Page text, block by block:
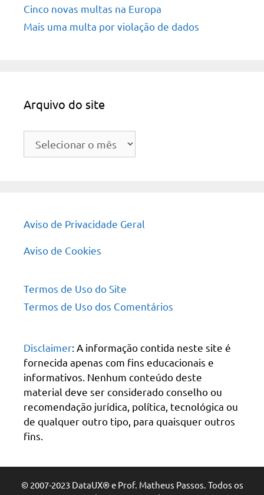
Cinco novas multas na Europa
Mais uma multa por violação de dados
Arquivo do site
Arquivo
Aviso de Privacidade Geral
Aviso de Cookies
Termos de Uso do Site
Termos de Uso dos Comentários
Disclaimer: A informação contida neste site é
fornecida apenas com fins educacionais e
informativos. Nenhum conteúdo deste
material deve ser considerado conselho ou
recomendação jurídica, política, tecnológica ou
de qualquer outro tipo, para quaisquer outros
fins.
© 2007-2023 DataUX® e Prof. Matheus Passos. Todos os